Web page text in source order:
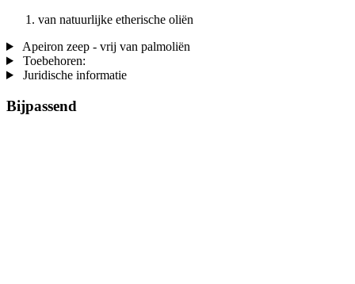
van natuurlijke etherische oliën
Apeiron zeep - vrij van palmoliën
Toebehoren:
Juridische informatie
Bijpassend